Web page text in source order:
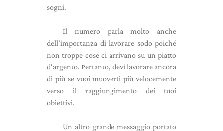
sogni.
Il numero parla molto anche
dell'importanza di lavorare sodo poiché
non troppe cose ci arrivano su un piatto
d'argento. Pertanto, devi lavorare ancora
di più se vuoi muoverti più velocemente
verso il raggiungimento dei tuoi
obiettivi.
Un altro grande messaggio portato